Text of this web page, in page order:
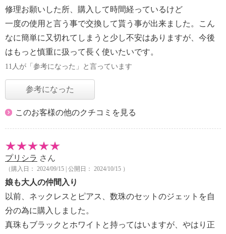
修理お願いした所、購入して時間経っているけど
一度の使用と言う事で交換して貰う事が出来ました。こん
なに簡単に又切れてしまうと少し不安はありますが、今後
はもっと慎重に扱って長く使いたいです。
11人が「参考になった」と言っています
参考になった
このお客様の他のクチコミを見る
プリシラ さん
（購入日： 2024/09/15 | 公開日： 2024/10/15 ）
娘も大人の仲間入り
以前、ネックレスとピアス、数珠のセットのジェットを自
分の為に購入しました。
真珠もブラックとホワイトと持ってはいますが、やはり正